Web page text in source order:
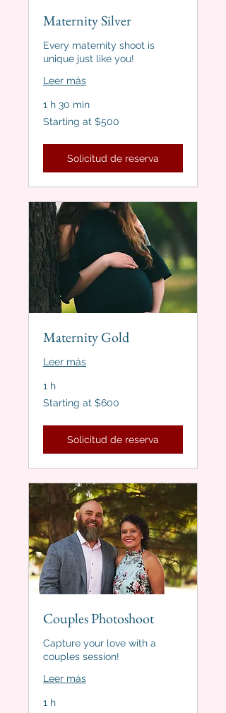
Maternity Silver
Every maternity shoot is
unique just like you!
Leer más
1 h 30 min
Starting
at
Starting at $500
Solicitud de reserva
Maternity Gold
Leer más
1 h
Starting
at
Starting at $600
Solicitud de reserva
Couples Photoshoot
Capture your love with a
couples session!
Leer más
1 h